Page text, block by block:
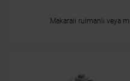
Makaralı rulmanlı veya